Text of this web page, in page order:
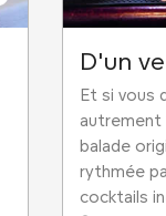
D'un
Et si vous
autrement
balade
rythmée
cocktails